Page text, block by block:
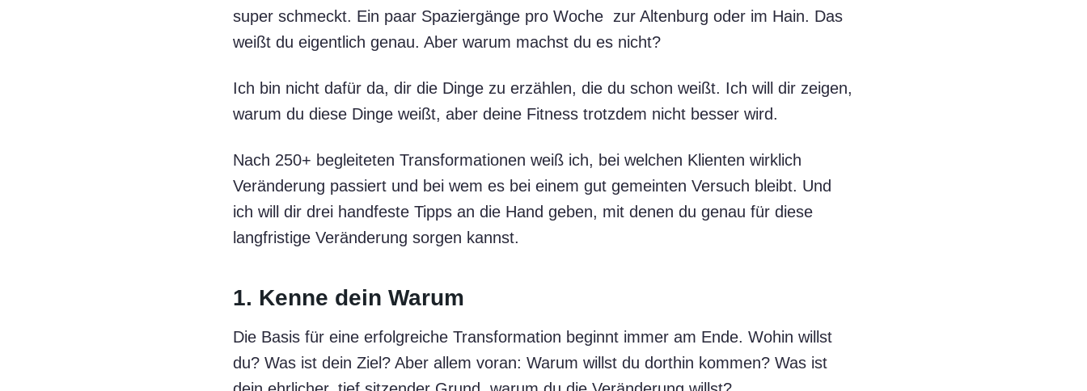
super schmeckt. Ein paar Spaziergänge pro Woche zur Altenburg oder im Hain. Das
weißt du eigentlich genau. Aber warum machst du es nicht?
Ich bin nicht dafür da, dir die Dinge zu erzählen, die du schon weißt. Ich will dir zeigen,
warum du diese Dinge weißt, aber deine Fitness trotzdem nicht besser wird.
Nach 250+ begleiteten Transformationen weiß ich, bei welchen Klienten wirklich
Veränderung passiert und bei wem es bei einem gut gemeinten Versuch bleibt. Und
ich will dir drei handfeste Tipps an die Hand geben, mit denen du genau für diese
langfristige Veränderung sorgen kannst.
1. Kenne dein Warum
Die Basis für eine erfolgreiche Transformation beginnt immer am Ende. Wohin willst
du? Was ist dein Ziel? Aber allem voran: Warum willst du dorthin kommen? Was ist